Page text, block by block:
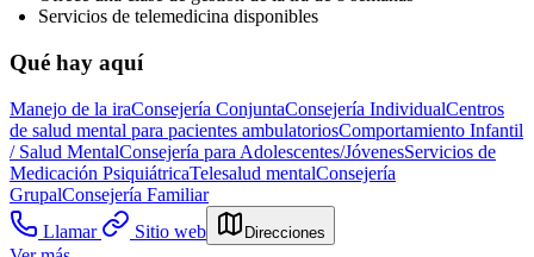
Servicios de telemedicina disponibles
Qué hay aquí
Manejo de la iraConsejería ConjuntaConsejería IndividualCentros
de salud mental para pacientes ambulatoriosComportamiento Infantil
/ Salud MentalConsejería para Adolescentes/JóvenesServicios de
Medicación PsiquiátricaTelesalud mentalConsejería
GrupalConsejería Familiar
Llamar
Sitio web Direcciones